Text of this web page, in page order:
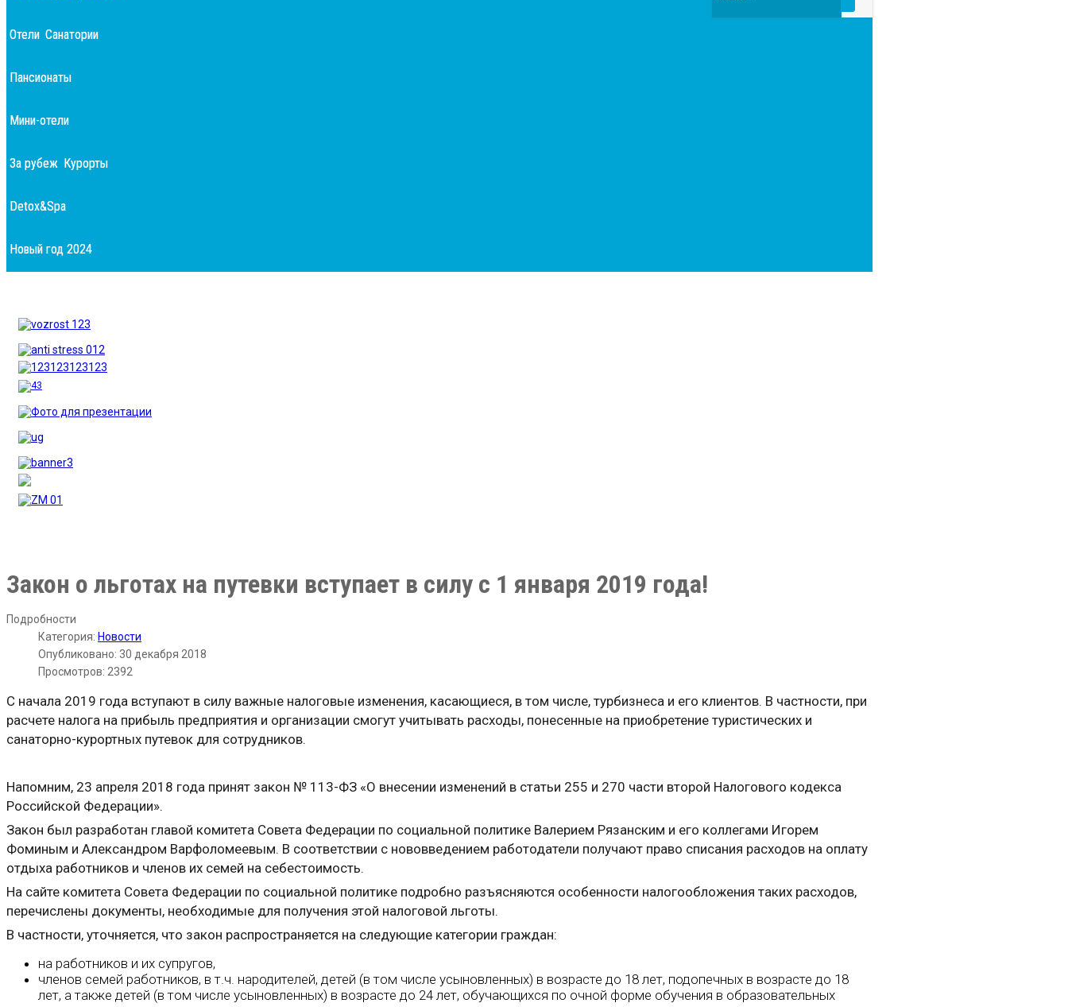
Отели Санатории
Пансионаты
Мини-отели
За рубеж Курорты
Detox&Spa
Новый год 2024
Закон о льготах на путевки вступает в силу с 1 января 2019 года!
Подробности
Категория: Новости
Опубликовано: 30 декабря 2018
Просмотров: 2392
С начала 2019 года вступают в силу важные налоговые изменения, касающиеся, в том числе, турбизнеса и его клиентов. В частности, при
расчете налога на прибыль предприятия и организации смогут учитывать расходы, понесенные на приобретение туристических и
санаторно-курортных путевок для сотрудников.
Напомним, 23 апреля 2018 года принят закон № 113-ФЗ «О внесении изменений в статьи 255 и 270 части второй Налогового кодекса
Российской Федерации».
Закон был разработан главой комитета Совета Федерации по социальной политике Валерием Рязанским и его коллегами Игорем
Фоминым и Александром Варфоломеевым. В соответствии с нововведением работодатели получают право списания расходов на оплату
отдыха работников и членов их семей на себестоимость.
На сайте комитета Совета Федерации по социальной политике подробно разъясняются особенности налогообложения таких расходов,
перечислены документы, необходимые для получения этой налоговой льготы.
В частности, уточняется, что закон распространяется на следующие категории граждан:
на работников и их супругов,
членов семей работников, в т.ч. народителей, детей (в том числе усыновленных) в возрасте до 18 лет, подопечных в возрасте до 18
лет, а также детей (в том числе усыновленных) в возрасте до 24 лет, обучающихся по очной форме обучения в образовательных